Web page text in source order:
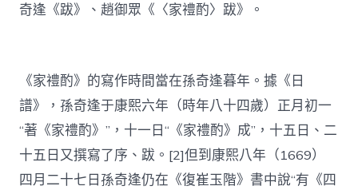
奇逢《跋》、趙御眾《〈家禮酌〉跋》。
《家禮酌》的寫作時間當在孫奇逢暮年。據《日
譜》，孫奇逢于康熙六年（時年八十四歲）正月初一
“著《家禮酌》”，十一日“《家禮酌》成”，十五日、二
十五日又撰寫了序、跋。[2]但到康熙八年（1669）
四月二十七日孫奇逢仍在《復崔玉階》書中說“有《四